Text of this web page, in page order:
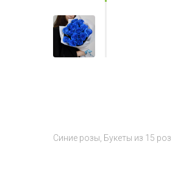
Синие розы Букеты из 15 роз